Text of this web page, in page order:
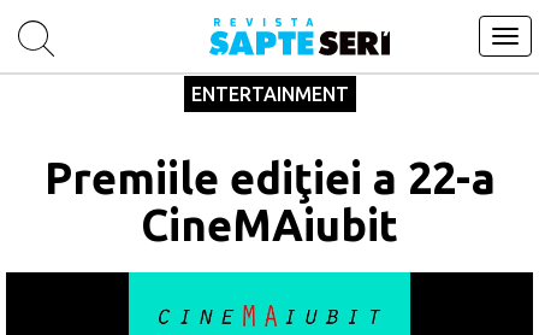
ENTERTAINMENT
Premiile ediţiei a 22-a
CineMAiubit